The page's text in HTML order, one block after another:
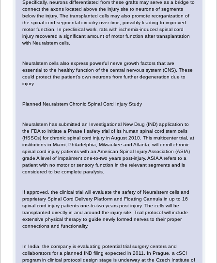
Specifically, neurons differentiated from these grafts may serve as a bridge to
connect the axons located above the injury site to neurons of segments
below the injury. The transplanted cells may also promote reorganization of
the spinal cord segmental circuitry over time, possibly leading to improved
motor function. In preclinical work, rats with ischemia-induced spinal cord
injury recovered a significant amount of motor function after transplantation
with Neuralstem cells.
Neuralstem cells also express powerful nerve growth factors that are
essential to the healthy function of the central nervous system (CNS). These
could protect the patient’s own neurons from further degeneration due to
injury.
Planned Neuralstem Chronic Spinal Cord Injury Study
Neuralstem has submitted an Investigational New Drug (IND) application to
the FDA to initiate a Phase I safety trial of its human spinal cord stem cells
(HSSCs) for chronic spinal cord injury in August 2010. This multicenter trial, at
institutions in Miami, Philadelphia, Milwaukee and Atlanta, will enroll chronic
spinal cord injury patients with an American Spinal Injury Association (ASIA)
grade A level of impairment one-to-two years post-injury. ASIA A refers to a
patient with no motor or sensory function in the relevant segments and is
considered to be complete paralysis.
If approved, the clinical trial will evaluate the safety of Neuralstem cells and
proprietary Spinal Cord Delivery Platform and Floating Cannula in up to 16
spinal cord injury patients one-to-two years post injury. The cells will be
transplanted directly in and around the injury site. Trial protocol will include
extensive physical therapy to guide newly formed nerves to their proper
connections and functionality.
In India, the company is evaluating potential trial surgery centers and
collaborators for a planned IND filing expected in 2011. In Prague, a cSCI
program in clinical protocol design stage is underway at the Czech Institute of